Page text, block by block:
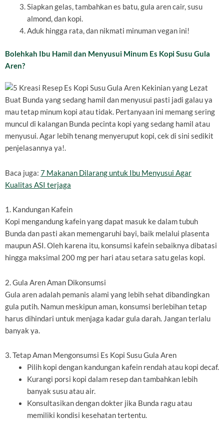
Siapkan gelas, tambahkan es batu, gula aren cair, susu
almond, dan kopi.
Aduk hingga rata, dan nikmati minuman vegan ini!
Bolehkah Ibu Hamil dan Menyusui Minum Es Kopi Susu Gula
Aren?
Buat Bunda yang sedang hamil dan menyusui pasti jadi galau ya
mau tetap minum kopi atau tidak. Pertanyaan ini memang sering
muncul di kalangan Bunda pecinta kopi yang sedang hamil atau
menyusui. Agar lebih tenang menyeruput kopi, cek di sini sedikit
penjelasannya ya!.
Baca juga: 7 Makanan Dilarang untuk Ibu Menyusui Agar
Kualitas ASI terjaga
1. Kandungan Kafein
Kopi mengandung kafein yang dapat masuk ke dalam tubuh
Bunda dan pasti akan memengaruhi bayi, baik melalui plasenta
maupun ASI. Oleh karena itu, konsumsi kafein sebaiknya dibatasi
hingga maksimal 200 mg per hari atau setara satu gelas kopi.
2. Gula Aren Aman Dikonsumsi
Gula aren adalah pemanis alami yang lebih sehat dibandingkan
gula putih. Namun meskipun aman, konsumsi berlebihan tetap
harus dihindari untuk menjaga kadar gula darah. Jangan terlalu
banyak ya.
3. Tetap Aman Mengonsumsi Es Kopi Susu Gula Aren
Pilih kopi dengan kandungan kafein rendah atau kopi decaf.
Kurangi porsi kopi dalam resep dan tambahkan lebih
banyak susu atau air.
Konsultasikan dengan dokter jika Bunda ragu atau
memiliki kondisi kesehatan tertentu.